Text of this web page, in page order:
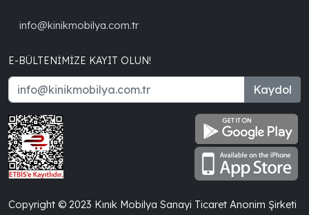
info@kinikmobilya.com.tr
E-BÜLTENIMIZE KAYIT OLUN!
Kaydol
Copyright © 2023 Kınık Mobilya Sanayi Ticaret Anonim Şirketi